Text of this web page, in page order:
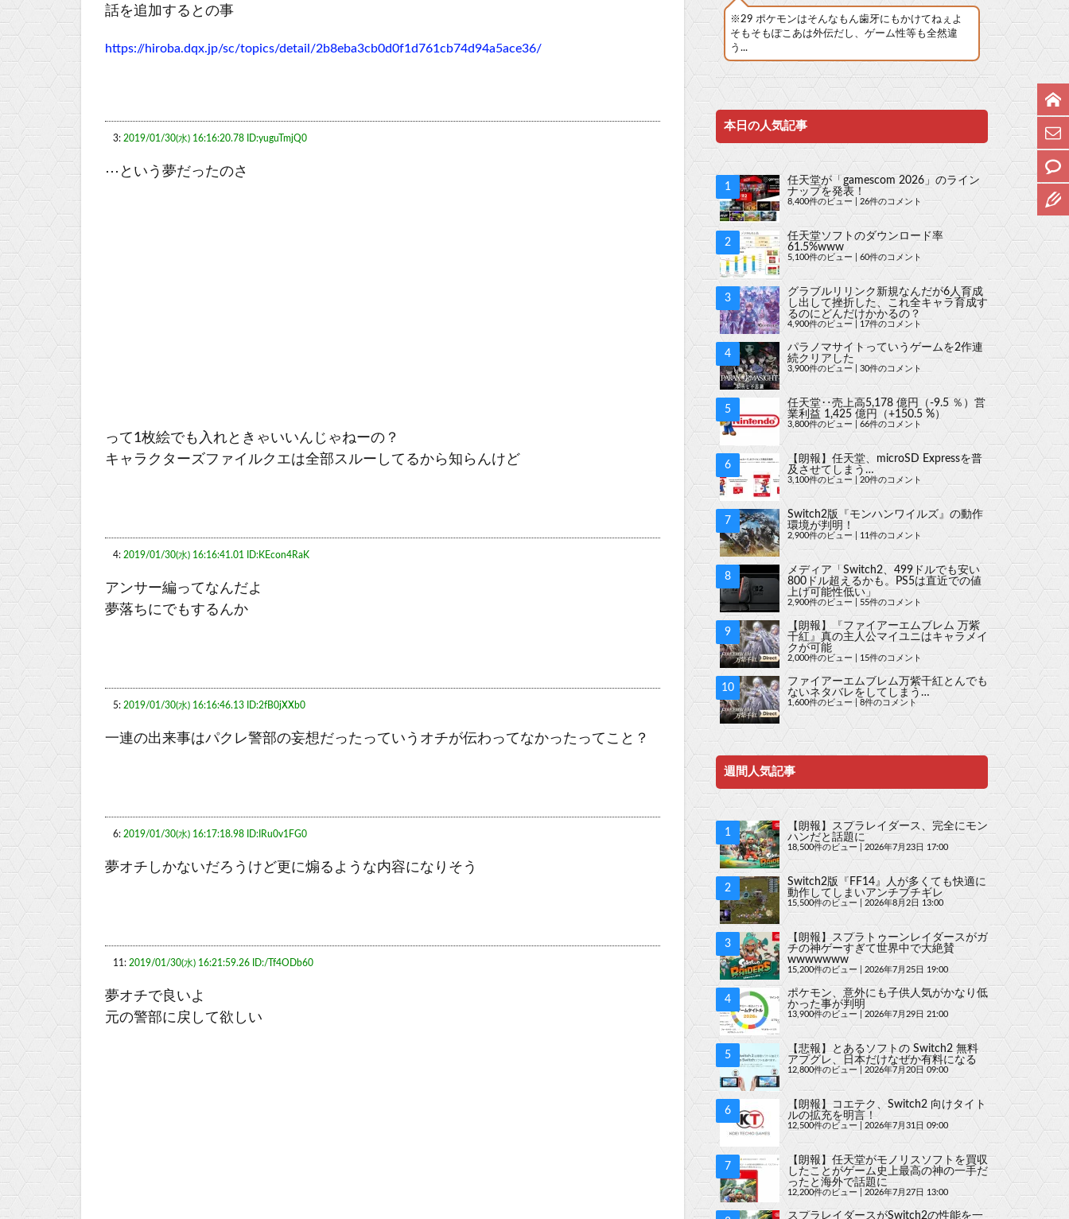
話を追加するとの事
https://hiroba.dqx.jp/sc/topics/detail/2b8eba3cb0d0f1d761cb74d94a5ace36/
3: 2019/01/30(水) 16:16:20.78 ID:yuguTmjQ0
⋯という夢だったのさ
って1枚絵でも入れときゃいいんじゃねーの？
キャラクターズファイルクエは全部スルーしてるから知らんけど
4: 2019/01/30(水) 16:16:41.01 ID:KEcon4RaK
アンサー編ってなんだよ
夢落ちにでもするんか
5: 2019/01/30(水) 16:16:46.13 ID:2fB0jXXb0
一連の出来事はパクレ警部の妄想だったっていうオチが伝わってなかったってこと？
6: 2019/01/30(水) 16:17:18.98 ID:IRu0v1FG0
夢オチしかないだろうけど更に煽るような内容になりそう
11: 2019/01/30(水) 16:21:59.26 ID:/Tf4ODb60
夢オチで良いよ
元の警部に戻して欲しい
※29 ポケモンはそんなもん歯牙にもかけてねぇよ
そもそもぽこあは外伝だし、ゲーム性等も全然違
う...
本日の人気記事
任天堂が「gamescom 2026」のライン
ナップを発表！
8,400件のビュー 26件のコメント
任天堂ソフトのダウンロード率
61.5%www
5,100件のビュー 60件のコメント
グラブルリリンク新規なんだが6人育成
し出して挫折した、これ全キャラ育成す
るのにどんだけかかるの？
4,900件のビュー 17件のコメント
パラノマサイトっていうゲームを2作連
続クリアした
3,900件のビュー 30件のコメント
任天堂‥売上高5,178 億円（-9.5 ％）営
業利益 1,425 億円（+150.5 %）
3,800件のビュー 66件のコメント
【朗報】任天堂、microSD Expressを普
及させてしまう…
3,100件のビュー 20件のコメント
Switch2版『モンハンワイルズ』の動作
環境が判明！
2,900件のビュー| 11件のコメント
メディア「Switch2、499ドルでも安い
800ドル超えるかも。PS5は直近での値
上げ可能性低い」
2,900件のビュー 55件のコメント
【朗報】『ファイアーエムブレム 万紫
千紅』真の主人公マイユニはキャラメイ
クが可能
2,000件のビュー 15件のコメント
ファイアーエムブレム万紫千紅とんでも
ないネタバレをしてしまう…
1,600件のビュー| 8件のコメント
週間人気記事
【朗報】スプラレイダース、完全にモン
ハンだと話題に
18,500件のビュー |2026年7月23日 17:00
Switch2版『FF14』人が多くても快適に
動作してしまいアンチブチギレ
15,500件のビュー 2026年8月2日 13:00
【朗報】スプラトゥーンレイダースがガ
チの神ゲーすぎて世界中で大絶賛
wwwwwww
15,200件のビュー 2026年7月25日 19:00
ポケモン、意外にも子供人気がかなり低
かった事が判明
13,900件のビュー |2026年7月29日 21:00
【悲報】とあるソフトの Switch2 無料
アプグレ、日本だけなぜか有料になる
12,800件のビュー 2026年7月20日 09:00
【朗報】コエテク、Switch2 向けタイト
ルの拡充を明言！
12,500件のビュー 2026年7月31日 09:00
【朗報】任天堂がモノリスソフトを買収
したことがゲーム史上最高の神の一手だ
ったと海外で話題に
12,200件のビュー 2026年7月27日 13:00
スプラレイダースがSwitch2の性能を一